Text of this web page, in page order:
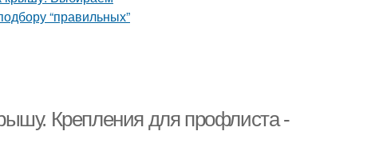
Крепления для профлиста -